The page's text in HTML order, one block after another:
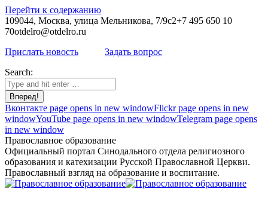
Перейти к содержанию
109044, Москва, улица Мельникова, 7/9с2+7 495 650 10
70otdelro@otdelro.ru
Прислать новость
Задать вопрос
Search:
Вконтакте page opens in new windowFlickr page opens in new
windowYouTube page opens in new windowTelegram page opens
in new window
Православное образование
Официальный портал Синодального отдела религиозного
образования и катехизации Русской Православной Церкви.
Православный взгляд на образование и воспитание.